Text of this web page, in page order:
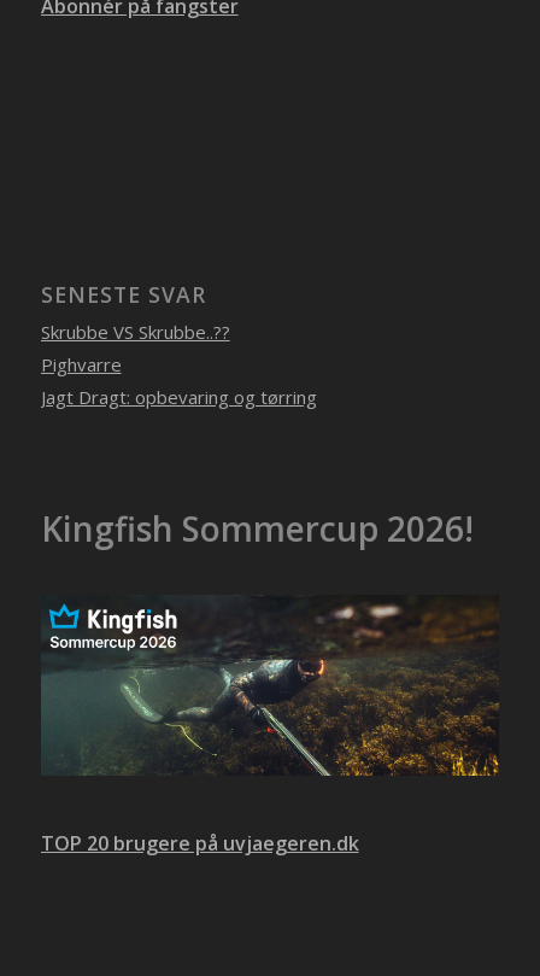
Abonnér på fangster
SENESTE SVAR
Skrubbe VS Skrubbe..??
Pighvarre
Jagt Dragt: opbevaring og tørring
Kingfish Sommercup 2026!
TOP 20 brugere på uvjaegeren.dk